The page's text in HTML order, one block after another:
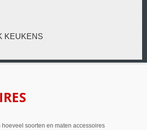
KEUKENS
hoeveel soorten en maten accessoires